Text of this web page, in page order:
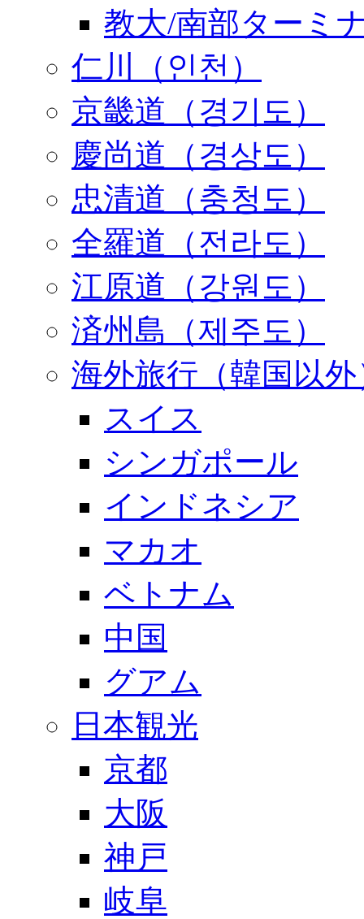
教大/南部ターミ
仁川（인천）
京畿道（경기도）
慶尚道（경상도）
忠清道（충청도）
全羅道（전라도）
江原道（강원도）
済州島（제주도）
海外旅行（韓国以外
スイス
シンガポール
インドネシア
マカオ
ベトナム
中国
グアム
日本観光
京都
大阪
神戸
岐阜